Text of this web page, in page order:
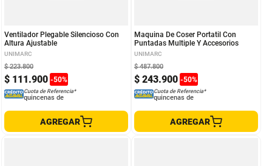
Ventilador Plegable Silencioso Con
Altura Ajustable
UNIMARC
$ 111.900 -50%
$ 223.800
Cuota de Referencia*
quincenas de
AGREGAR
Maquina De Coser Portatil Con
Puntadas Multiple Y Accesorios
UNIMARC
$ 243.900 -50%
$ 487.800
Cuota de Referencia*
quincenas de
AGREGAR